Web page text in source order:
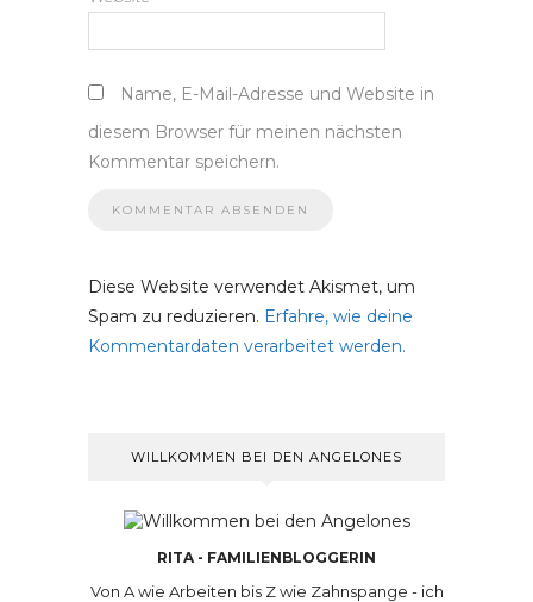
Name, E-Mail-Adresse und Website in
diesem Browser für meinen nächsten
Kommentar speichern.
Diese Website verwendet Akismet, um
Spam zu reduzieren. Erfahre, wie deine
Kommentardaten verarbeitet werden.
WILLKOMMEN BEI DEN ANGELONES
RITA - FAMILIENBLOGGERIN
Von A wie Arbeiten bis Z wie Zahnspange - ich